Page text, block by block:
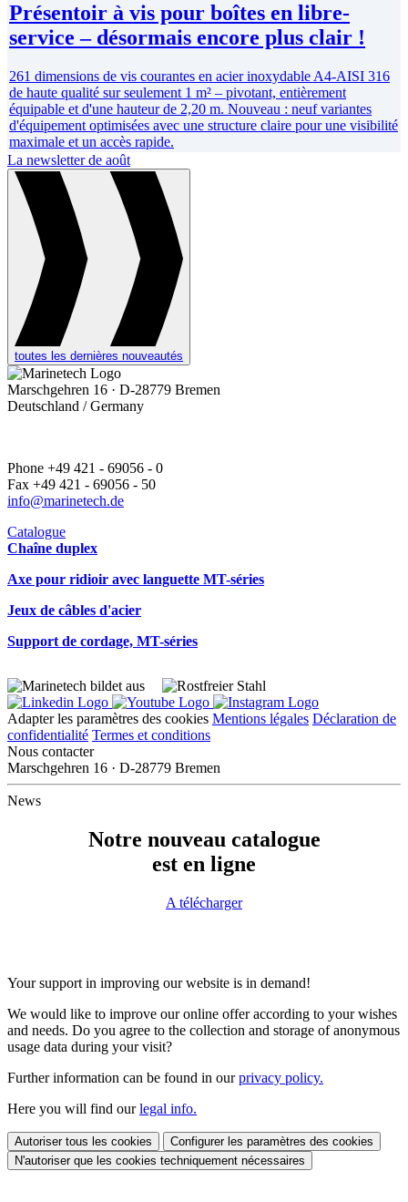
Présentoir à vis pour boîtes en libre-
service – désormais encore plus clair !
261 dimensions de vis courantes en acier inoxydable A4-AISI 316
de haute qualité sur seulement 1 m² – pivotant, entièrement
équipable et d'une hauteur de 2,20 m. Nouveau : neuf variantes
d'équipement optimisées avec une structure claire pour une visibilité
maximale et un accès rapide.
La newsletter de août
toutes les dernières nouveautés
Marschgehren 16 · D-28779 Bremen
Deutschland / Germany
Phone +49 421 - 69056 - 0
Fax +49 421 - 69056 - 50
info@marinetech.de
Catalogue
Chaîne duplex
Axe pour ridioir avec languette MT-séries
Jeux de câbles d'acier
Support de cordage, MT-séries
Adapter les paramètres des cookies Mentions légales Déclaration de
confidentialité Termes et conditions
Nous contacter
Marschgehren 16 · D-28779 Bremen
News
Notre nouveau catalogue
est en ligne
A télécharger
Your support in improving our website is in demand!
We would like to improve our online offer according to your wishes
and needs. Do you agree to the collection and storage of anonymous
usage data during your visit?
Further information can be found in ourprivacy policy.
Here you will find ourlegal info.
Autoriser tous les cookies
Configurer les paramètres des cookies
N'autoriser que les cookies techniquement nécessaires